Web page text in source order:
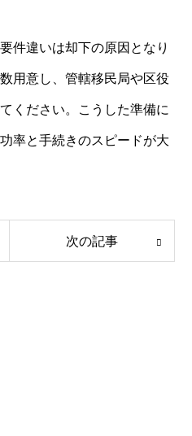
件違いは却下の原因となり
用意し、管轄移民局や区役
ください。こうした準備に
率と手続きのスピードが大
次の記事